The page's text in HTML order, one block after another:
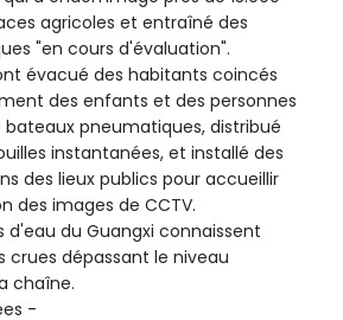
agricoles et entraîné des
"en cours d'évaluation".
évacué des habitants coincés
des enfants et des personnes
bateaux pneumatiques, distribué
instantanées, et installé des
des lieux publics pour accueillir
des images de CCTV.
d'eau du Guangxi connaissent
dépassant le niveau
chaîne.
-